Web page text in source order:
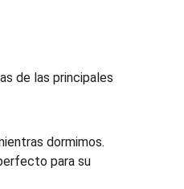
de las principales
dormimos.
para su